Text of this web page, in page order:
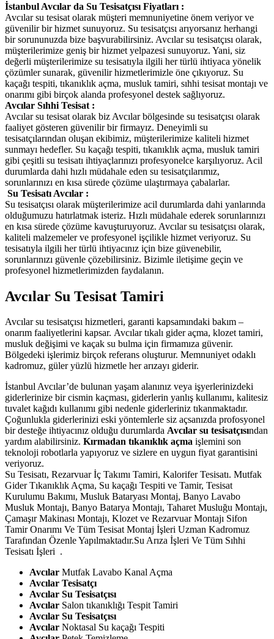
İstanbul Avcılar da Su Tesisatçısı Fiyatları :
Avcılar su tesisat olarak müşteri memnuniyetine önem veriyor ve
güvenilir bir hizmet sunuyoruz. Su tesisatçısı arıyorsanız herhangi
bir sorununuzda bize başvurabilirsiniz. Avcılar su tesisatçısı olarak,
müşterilerimize geniş bir hizmet yelpazesi sunuyoruz. Yani, siz
değerli müşterilerimize su tesisatıyla ilgili her türlü ihtiyaca yönelik
çözümler sunarak, güvenilir hizmetlerimizle öne çıkıyoruz. Su
kaçağı tespiti, tıkanıklık açma, musluk tamiri, sıhhi tesisat montajı ve
onarımı gibi birçok alanda profesyonel destek sağlıyoruz.
Avcılar Sıhhi Tesisat :
Avcılar su tesisat olarak biz Avcılar bölgesinde su tesisatçısı olarak
faaliyet gösteren güvenilir bir firmayız. Deneyimli su
tesisatçılarından oluşan ekibimiz, müşterilerimize kaliteli hizmet
sunmayı hedefler. Su kaçağı tespiti, tıkanıklık açma, musluk tamiri
gibi çeşitli su tesisatı ihtiyaçlarınızı profesyonelce karşılıyoruz. Acil
durumlarda dahi hızlı müdahale eden su tesisatçılarımız,
sorunlarınızı en kısa sürede çözüme ulaştırmaya çabalarlar.
Su Tesisatı Avcılar :
Su tesisatçısı olarak müşterilerimize acil durumlarda dahi yanlarında
olduğumuzu hatırlatmak isteriz. Hızlı müdahale ederek sorunlarınızı
en kısa sürede çözüme kavuşturuyoruz. Avcılar su tesisatçısı olarak,
kaliteli malzemeler ve profesyonel işçilikle hizmet veriyoruz. Su
tesisatıyla ilgili her türlü ihtiyacınız için bize güvenebilir,
sorunlarınızı güvenle çözebilirsiniz. Bizimle iletişime geçin ve
profesyonel hizmetlerimizden faydalanın.
Avcılar Su Tesisat Tamiri
Avcılar su tesisatçısı hizmetleri, garanti kapsamındaki bakım –
onarım faaliyetlerini kapsar. Avcılar tıkalı gider açma, klozet tamiri,
musluk değişimi ve kaçak su bulma için firmamıza güvenir.
Bölgedeki işlerimiz birçok referans oluşturur. Memnuniyet odaklı
kadromuz, güler yüzlü hizmetle her arızayı giderir.
İstanbul Avcılar’de bulunan yaşam alanınız veya işyerlerinizdeki
giderlerinize bir cismin kaçması, giderlerin yanlış kullanımı, kalitesiz
tuvalet kağıdı kullanımı gibi nedenle giderleriniz tıkanmaktadır.
Çoğunlukla giderlerinizi eski yöntemlerle siz açsanızda profosyonel
bir desteğe ihtiyacınız olduğu durumlarda Avcılar su tesisatçısından
yardım alabilirsiniz. Kırmadan tıkanıklık açma işlemini son
teknoloji robotlarla yapıyoruz ve sizlere en uygun fiyat garantisini
veriyoruz.
Su Tesisatı, Rezarvuar İç Takımı Tamiri, Kalorifer Tesisatı. Mutfak
Gider Tıkanıklık Açma, Su kaçağı Tespiti ve Tamir, Tesisat
Kurulumu Bakımı, Musluk Bataryası Montaj, Banyo Lavabo
Musluk Montajı, Banyo Batarya Montajı, Taharet Musluğu Montajı,
Çamaşır Makinası Montajı, Klozet ve Rezarvuar Montajı Sifon
Tamir Onarımı Ve Tüm Tesisat Montaj İşleri Uzman Kadromuz
Tarafından Özenle Yapılmaktadır.Su Arıza İşleri Ve Tüm Sıhhi
Tesisatı İşleri .
Avcılar Mutfak Lavabo Kanal Açma
Avcılar Tesisatçı
Avcılar Su Tesisatçısı
Avcılar Salon tıkanıklığı Tespit Tamiri
Avcılar Su Tesisatçısı
Avcılar Noktasal Su kaçağı Tespiti